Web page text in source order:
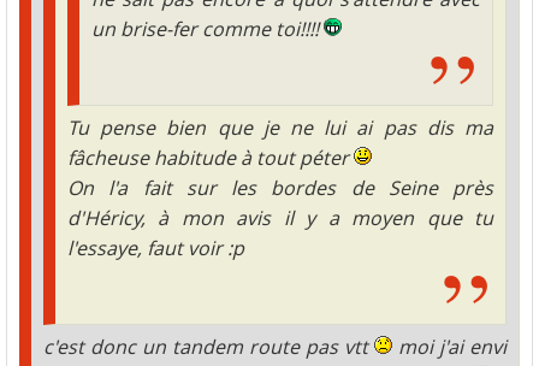
un brise-fer comme toi!!!!
Tu pense bien que je ne lui ai pas dis ma
fâcheuse habitude à tout péter
On l'a fait sur les bordes de Seine près
d'Héricy, à mon avis il y a moyen que tu
l'essaye, faut voir :p
c'est donc un tandem route pas vtt
moi j'ai envi